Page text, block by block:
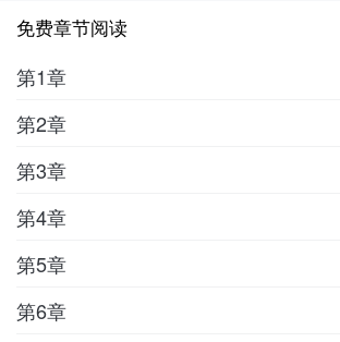
免费章节阅读
第1章
第2章
第3章
第4章
第5章
第6章